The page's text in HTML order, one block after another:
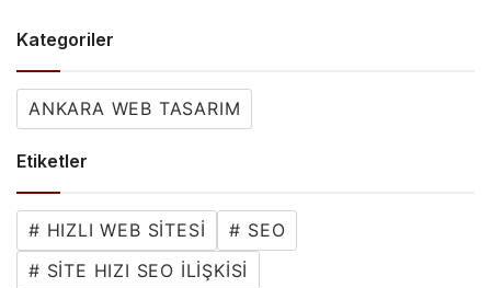
Kategoriler
ANKARA WEB TASARIM
Etiketler
# HIZLI WEB SITESI
# SEO
# SITE HIZI SEO ILIŞKISI